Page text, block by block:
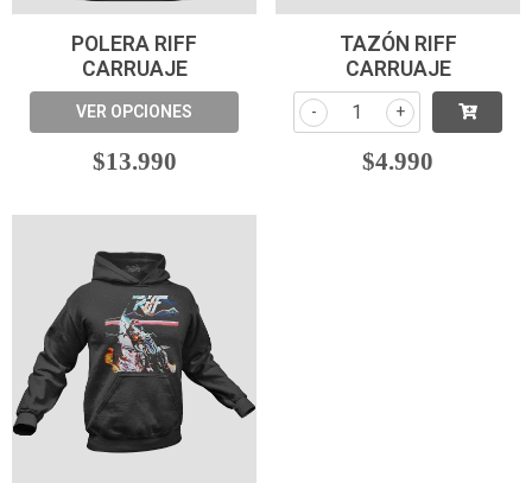
POLERA RIFF
CARRUAJE
VER OPCIONES
$13.990
TAZÓN RIFF
CARRUAJE
+
-
$4.990